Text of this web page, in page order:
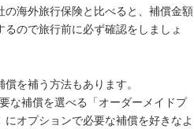
海外旅行保険と比べると、補償金額
ので旅行前に必ず確認をしましょ
を補う方法もあります。
な補償を選べる「オーダーメイドプ
オプションで必要な補償を好きなよ